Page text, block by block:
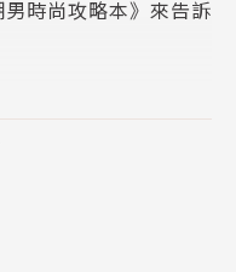
時尚攻略本》來告訴
略本》就是專門為男
除了有東京買物達人
變身東京潮流型男之